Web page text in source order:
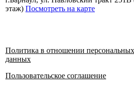
этаж) Посмотреть на карте
Политика в отношении персональных
данных
Пользовательское соглашение